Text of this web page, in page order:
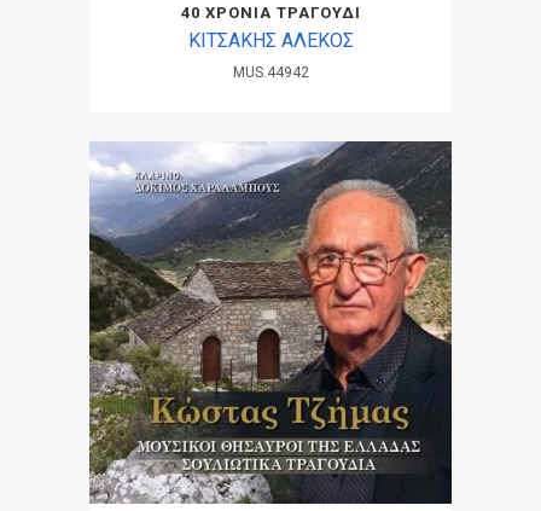
40 ΧΡΟΝΙΑ ΤΡΑΓΟΥΔΙ
ΚΙΤΣΑΚΗΣ ΑΛΕΚΟΣ
MUS.44942